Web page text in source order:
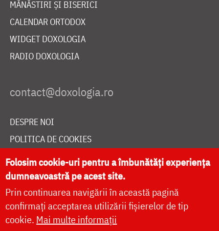
MĂNĂSTIRI ȘI BISERICI
CALENDAR ORTODOX
WIDGET DOXOLOGIA
RADIO DOXOLOGIA
DESPRE NOI
POLITICA DE COOKIES
DONEAZĂ ONLINE PENTRU CATEDRALA NAȚIONALĂ
LIVE
Folosim cookie-uri pentru a îmbunătăți experiența
dumneavoastră pe acest site.
Prin continuarea navigării în această pagină
confirmați acceptarea utilizării fișierelor de tip
cookie. Mai multe informații